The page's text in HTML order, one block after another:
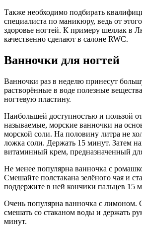
Также необходимо подбирать
специалиста по маникюру, ведь от
здоровье ногтей. К примеру шеллак в
качественно сделают в салоне RWC.
Ванночки для ногтей
Ванночки раз в неделю принесут
растворённые в воде полезные
ногтевую пластину.
Наибольшей доступностью и пользой
называемые, морские ванночки на
морской соли. На половину литра не
ложка соли. Держать 15 минут. Затем
витаминный крем, предназначенный
Не менее популярна ванночка с
Смешайте полстакана зелёного чая и
поддержите в ней кончики пальцев 15
Очень популярна ванночка с
смешать со стаканом воды и держать
минут.